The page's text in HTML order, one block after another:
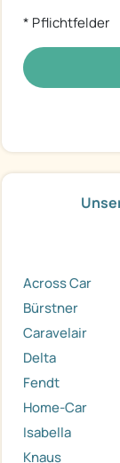
* Pflichtfelder
Across Car
Bürstner
Caravelair
Delta
Fendt
Home-Car
Isabella
Knaus